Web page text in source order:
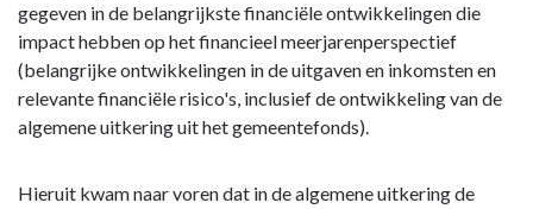
Financiële
overwegingen
Financiële
hoofdlijnen
gegeven in de belangrijkste financiële ontwikkelingen die
impact hebben op het financieel meerjarenperspectief
(belangrijke ontwikkelingen in de uitgaven en inkomsten en
relevante financiële risico's, inclusief de ontwikkeling van de
algemene uitkering uit het gemeentefonds).
Hieruit kwam naar voren dat in de algemene uitkering de